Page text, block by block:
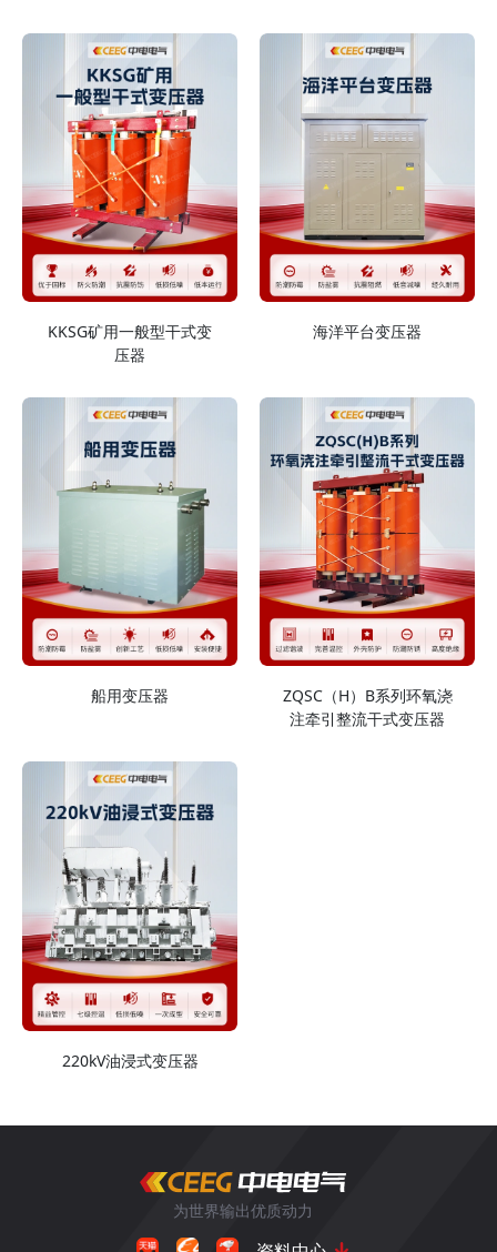
KKSG矿用一般型干式变
压器
海洋平台变压器
船用变压器
ZQSC（H）B系列环氧浇
注牵引整流干式变压器
220kV油浸式变压器
为世界输出优质动力